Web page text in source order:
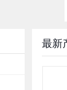
最新